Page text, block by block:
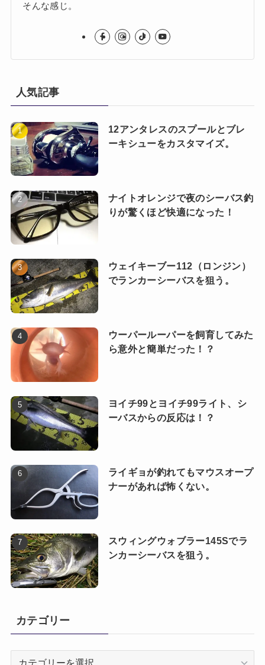
そんな感じ。
人気記事
12アンタレスのスプールとブレ
ーキシューをカスタマイズ。
ナイトオレンジで夜のシーバス釣
りが驚くほど快適になった！
ウェイキーブー112（ロンジン）
でランカーシーバスを狙う。
ウーパールーパーを飼育してみた
ら意外と簡単だった！？
ヨイチ99とヨイチ99ライト、シ
ーバスからの反応は！？
ライギョが釣れてもマウスオープ
ナーがあれば怖くない。
スウィングウォブラー145Sでラ
ンカーシーバスを狙う。
カテゴリー